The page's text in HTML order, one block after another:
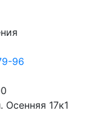
96
Осенняя 17к1